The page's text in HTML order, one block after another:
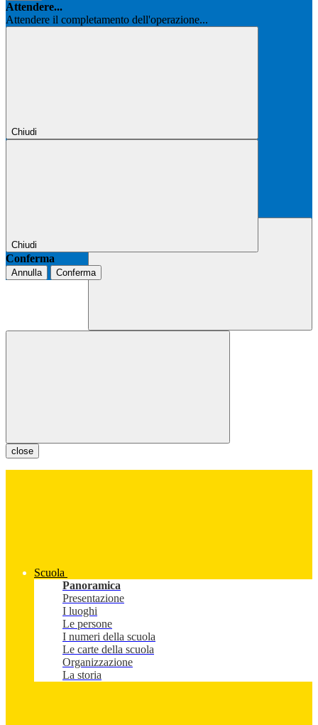
Attendere...
Attendere il completamento dell'operazione...
Chiudi
Chiudi
Conferma
Annulla Conferma
close
Scuola
Panoramica
Presentazione
I luoghi
Le persone
I numeri della scuola
Le carte della scuola
Organizzazione
La storia